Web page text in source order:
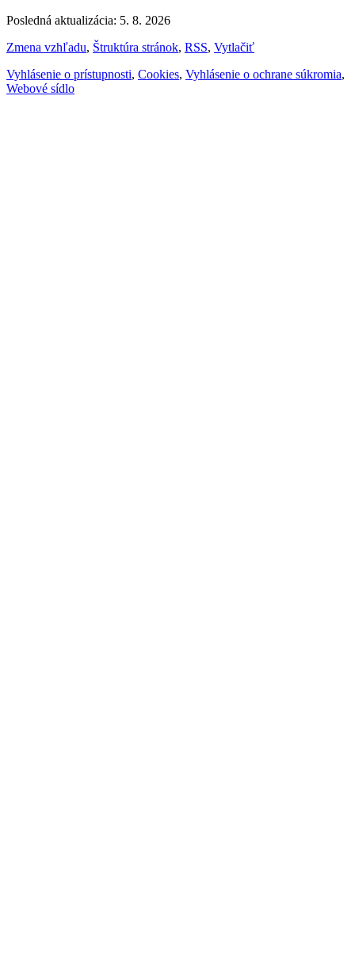
Posledná aktualizácia: 5. 8. 2026
Zmena vzhľadu, Štruktúra stránok, RSS, Vytlačiť
Vyhlásenie o prístupnosti, Cookies, Vyhlásenie o ochrane súkromia,
Webové sídlo